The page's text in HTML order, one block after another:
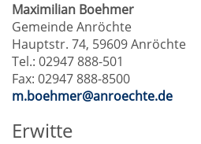
Maximilian Boehmer
Gemeinde Anröchte
Hauptstr. 74, 59609 Anröchte
Tel.: 02947 888-501
Fax: 02947 888-8500
m.boehmer@anroechte.de
Erwitte